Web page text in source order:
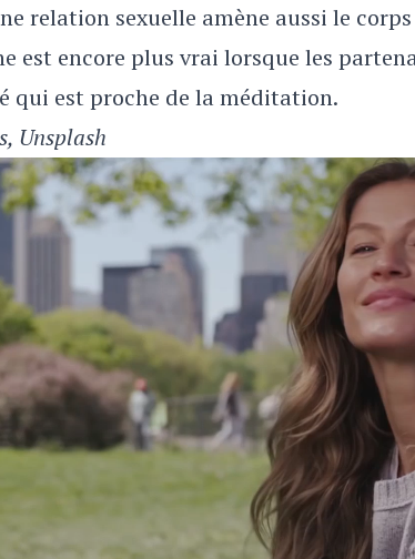
relation sexuelle amène aussi le
est encore plus vrai lorsque les
qui est proche de la méditation.
Unsplash